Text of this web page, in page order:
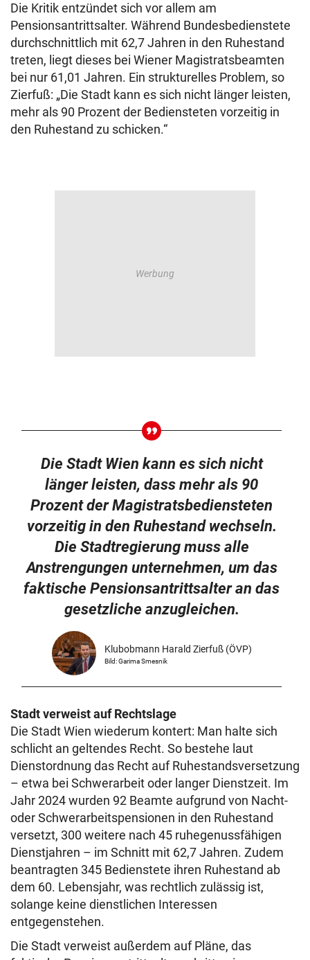
Die Kritik entzündet sich vor allem am
Pensionsantrittsalter. Während Bundesbedienstete
durchschnittlich mit 62,7 Jahren in den Ruhestand
treten, liegt dieses bei Wiener Magistratsbeamten
bei nur 61,01 Jahren. Ein strukturelles Problem, so
Zierfuß: „Die Stadt kann es sich nicht länger leisten,
mehr als 90 Prozent der Bediensteten vorzeitig in
den Ruhestand zu schicken.“
Die Stadt Wien kann es sich nicht
länger leisten, dass mehr als 90
Prozent der Magistratsbediensteten
vorzeitig in den Ruhestand wechseln.
Die Stadtregierung muss alle
Anstrengungen unternehmen, um das
faktische Pensionsantrittsalter an das
gesetzliche anzugleichen.
Klubobmann Harald Zierfuß (ÖVP)
Bild: Garima Smesnik
Stadt verweist auf Rechtslage
Die Stadt Wien wiederum kontert: Man halte sich
schlicht an geltendes Recht. So bestehe laut
Dienstordnung das Recht auf Ruhestandsversetzung
– etwa bei Schwerarbeit oder langer Dienstzeit. Im
Jahr 2024 wurden 92 Beamte aufgrund von Nacht-
oder Schwerarbeitspensionen in den Ruhestand
versetzt, 300 weitere nach 45 ruhegenussfähigen
Dienstjahren – im Schnitt mit 62,7 Jahren. Zudem
beantragten 345 Bedienstete ihren Ruhestand ab
dem 60. Lebensjahr, was rechtlich zulässig ist,
solange keine dienstlichen Interessen
entgegenstehen.
Die Stadt verweist außerdem auf Pläne, das